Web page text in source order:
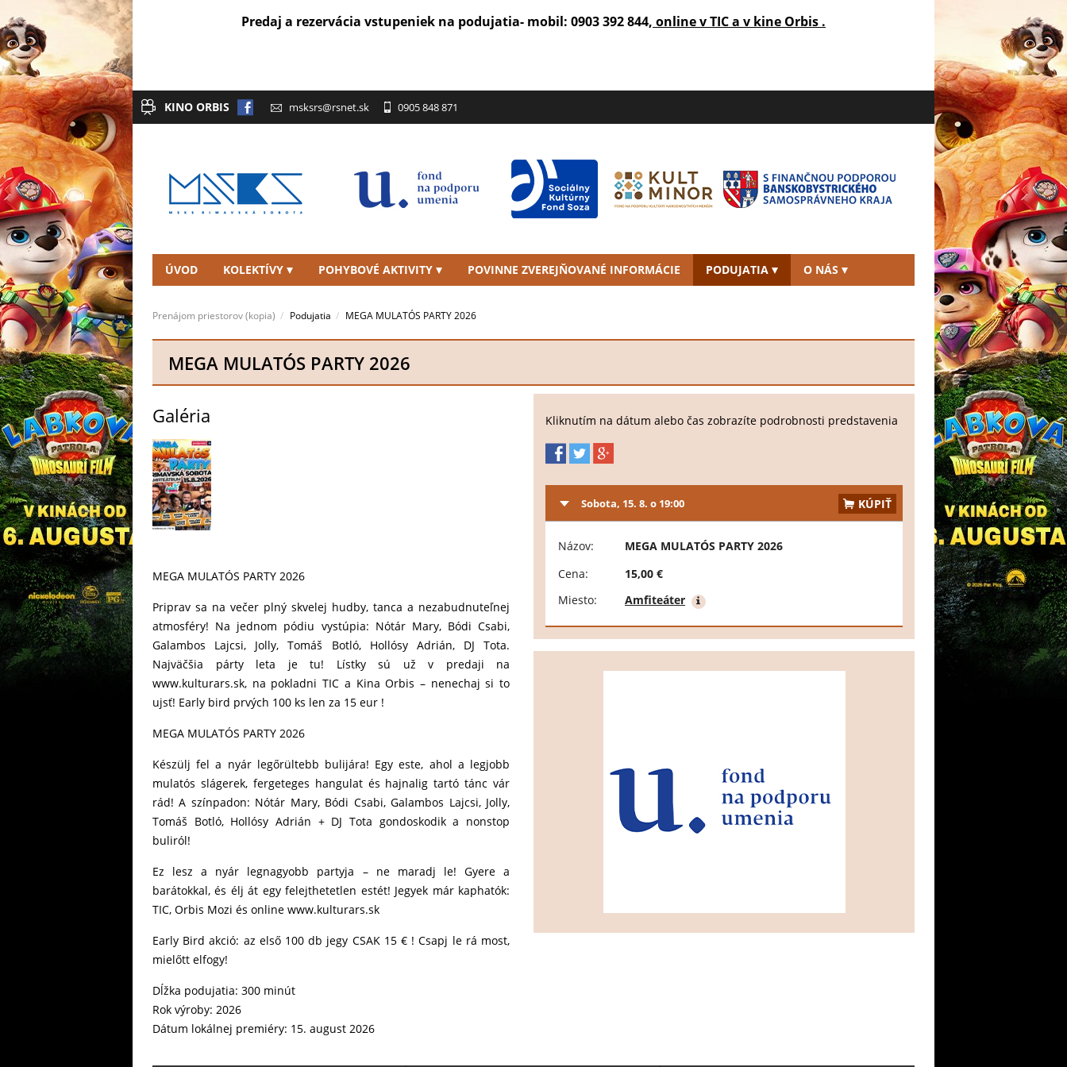
Predaj a rezervácia vstupeniek na podujatia- mobil: 0903 392 844, online v TIC a v kine Orbis .
KINO ORBIS msksrs@rsnet.sk 0905 848 871
ÚVOD KOLEKTÍVY POHYBOVÉ AKTIVITY POVINNE ZVEREJŇOVANÉ INFORMÁCIE PODUJATIA O NÁS
Prenájom priestorov (kopia) Podujatia MEGA MULATÓS PARTY 2026
MEGA MULATÓS PARTY 2026
Galéria
MEGA MULATÓS PARTY 2026
Priprav sa na večer plný skvelej hudby, tanca a nezabudnuteľnej
atmosféry! Na jednom pódiu vystúpia: Nótár Mary, Bódi Csabi,
Galambos Lajcsi, Jolly, Tomáš Botló, Hollósy Adrián, DJ Tota.
Najväčšia párty leta je tu! Lístky sú už v predaji na
www.kulturars.sk, na pokladni TIC a Kina Orbis – nenechaj si to
ujsť! Early bird prvých 100 ks len za 15 eur !
MEGA MULATÓS PARTY 2026
Készülj fel a nyár legőrültebb bulijára! Egy este, ahol a legjobb
mulatós slágerek, fergeteges hangulat és hajnalig tartó tánc vár
rád! A színpadon: Nótár Mary, Bódi Csabi, Galambos Lajcsi, Jolly,
Tomáš Botló, Hollósy Adrián + DJ Tota gondoskodik a nonstop
buliról!
Ez lesz a nyár legnagyobb partyja – ne maradj le! Gyere a
barátokkal, és élj át egy felejthetetlen estét! Jegyek már kaphatók:
TIC, Orbis Mozi és online www.kulturars.sk
Early Bird akció: az első 100 db jegy CSAK 15 € ! Csapj le rá most,
mielőtt elfogy!
Dĺžka podujatia: 300 minút
Rok výroby: 2026
Dátum lokálnej premiéry: 15. august 2026
Kliknutím na dátum alebo čas zobrazíte podrobnosti predstavenia
Sobota, 15. 8. o 19:00 KÚPIŤ
Názov:
MEGA MULATÓS PARTY 2026
Cena:
15,00 €
Miesto:
Amfiteáter